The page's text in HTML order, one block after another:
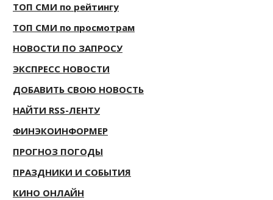
ТОП СМИ по рейтингу
ТОП СМИ по просмотрам
НОВОСТИ ПО ЗАПРОСУ
ЭКСПРЕСС НОВОСТИ
ДОБАВИТЬ СВОЮ НОВОСТЬ
НАЙТИ RSS-ЛЕНТУ
ФИНЭКОИНФОРМЕР
ПРОГНОЗ ПОГОДЫ
ПРАЗДНИКИ И СОБЫТИЯ
КИНО ОНЛАЙН